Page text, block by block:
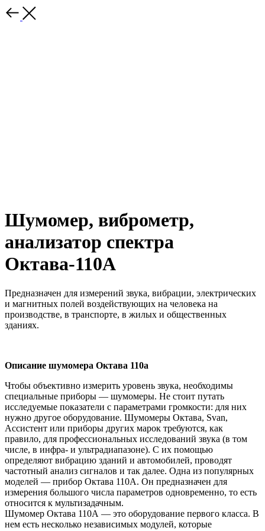
Шумомер, виброметр,
анализатор спектра
Октава-110А
Предназначен для измерений звука, вибрации, электрических
и магнитных полей воздействующих на человека на
производстве, в транспорте, в жилых и общественных
зданиях.
Описание шумомера Октава 110а
Чтобы объективно измерить уровень звука, необходимы
специальные приборы — шумомеры. Не стоит путать
исследуемые показатели с параметрами громкости: для них
нужно другое оборудование. Шумомеры Октава, Svan,
Ассистент или приборы других марок требуются, как
правило, для профессиональных исследований звука (в том
числе, в инфра- и ультрадиапазоне). С их помощью
определяют вибрацию зданий и автомобилей, проводят
частотный анализ сигналов и так далее. Одна из популярных
моделей — прибор Октава 110А. Он предназначен для
измерения большого числа параметров одновременно, то есть
относится к мультизадачным.
Шумомер Октава 110А — это оборудование первого класса. В
нем есть несколько независимых модулей, которые